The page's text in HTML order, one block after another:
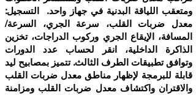
ومتعقب اللياقة البدنية في جهاز واحد. التسجيل:
معدل ضربات القلب، سرعة الجري، السرعة/
المسافة، الإيقاع الجري وركوب الدراجات، تخزين
الذاكرة الداخلية، انقر لحساب عدد الدورات
وتوافق تطبيقات الطرف الثالث. تتميز بمصابيح ليد
قابلة للبرمجة لإظهار مناطق معدل ضربات القلب
والاقتران واكتشاف معدل ضربات القلب ومزامنة